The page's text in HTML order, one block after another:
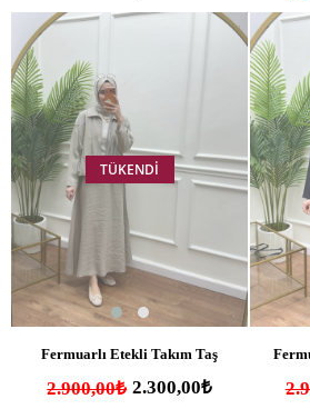
TÜKENDI
Fermuarlı Etekli Takım Taş
2.300,00₺
2.900,00₺